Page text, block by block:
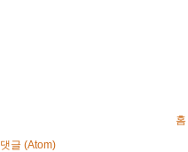
홈
댓글 (Atom)